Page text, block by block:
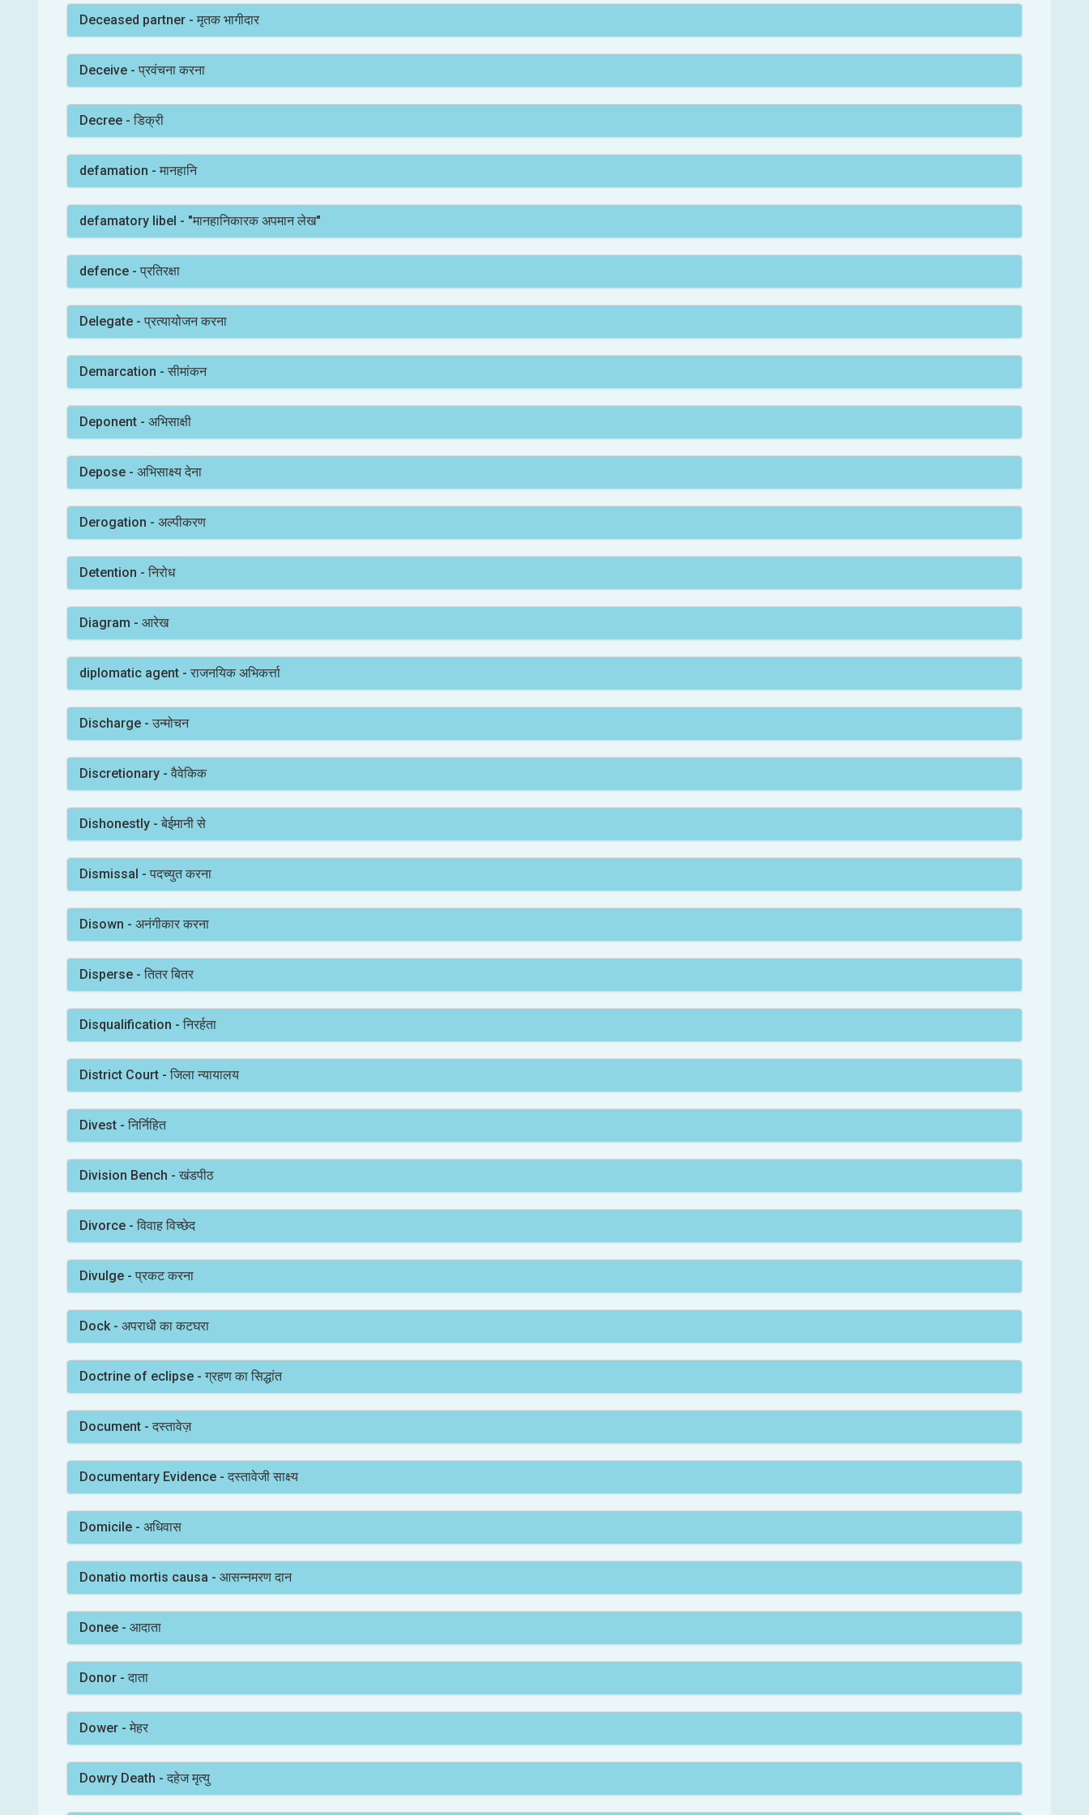
Deceased partner - मृतक भागीदार
Deceive - प्रवंचना करना
Decree - डिक्री
defamation - मानहानि
defamatory libel - "मानहानिकारक अपमान लेख"
defence - प्रतिरक्षा
Delegate - प्रत्यायोजन करना
Demarcation - सीमांकन
Deponent - अभिसाक्षी
Depose - अभिसाक्ष्य देना
Derogation - अल्पीकरण
Detention - निरोध
Diagram - आरेख
diplomatic agent - राजनयिक अभिकर्त्ता
Discharge - उन्मोचन
Discretionary - वैवेकिक
Dishonestly - बेईमानी से
Dismissal - पदच्युत करना
Disown - अनंगीकार करना
Disperse - तितर बितर
Disqualification - निरर्हता
District Court - जिला न्यायालय
Divest - निर्निहित
Division Bench - खंडपीठ
Divorce - विवाह विच्छेद
Divulge - प्रकट करना
Dock - अपराधी का कटघरा
Doctrine of eclipse - ग्रहण का सिद्धांत
Document - दस्तावेज़
Documentary Evidence - दस्तावेजी साक्ष्य
Domicile - अधिवास
Donatio mortis causa - आसन्नमरण दान
Donee - आदाता
Donor - दाता
Dower - मेहर
Dowry Death - दहेज मृत्यु